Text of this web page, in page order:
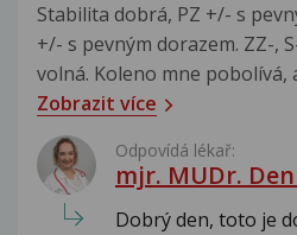
Stabilita dobrá, PZ +/- s
+/- s pevným dorazem. ZZ-,
volná. Koleno mne pobolívá,
Zobrazit více
Odpovídá lékař:
mjr. MUDr.
Dobrý den, toto je